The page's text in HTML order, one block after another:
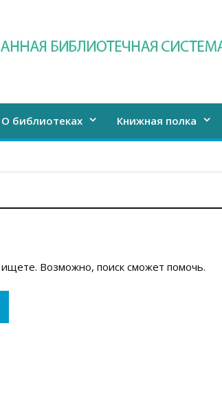
О библиотеках Книжная полка
Возможно, поиск сможет помочь.